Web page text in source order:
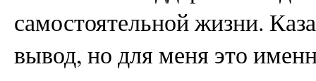
самостоятельной жизни.
вывод, но для меня это